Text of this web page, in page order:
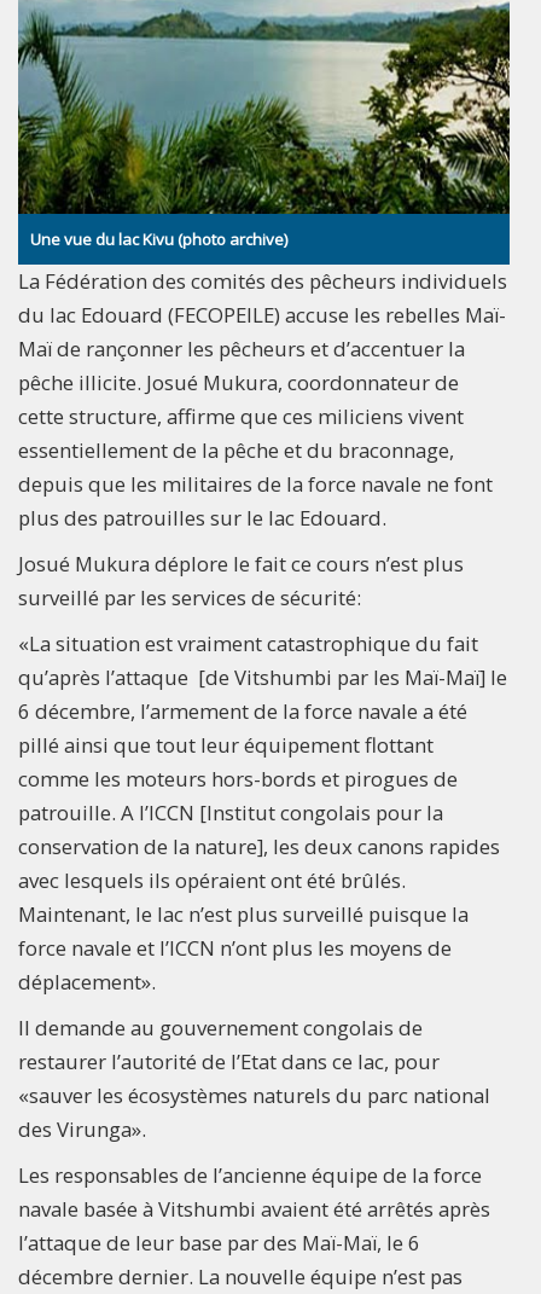
Une vue du lac Kivu (photo archive)
La Fédération des comités des pêcheurs individuels
du lac Edouard (FECOPEILE) accuse les rebelles Maï-
Maï de rançonner les pêcheurs et d’accentuer la
pêche illicite. Josué Mukura, coordonnateur de
cette structure, affirme que ces miliciens vivent
essentiellement de la pêche et du braconnage,
depuis que les militaires de la force navale ne font
plus des patrouilles sur le lac Edouard.
Josué Mukura déplore le fait ce cours n’est plus
surveillé par les services de sécurité:
«La situation est vraiment catastrophique du fait
qu’après l’attaque [de Vitshumbi par les Maï-Maï] le
6 décembre, l’armement de la force navale a été
pillé ainsi que tout leur équipement flottant
comme les moteurs hors-bords et pirogues de
patrouille. A l’ICCN [Institut congolais pour la
conservation de la nature], les deux canons rapides
avec lesquels ils opéraient ont été brûlés.
Maintenant, le lac n’est plus surveillé puisque la
force navale et l’ICCN n’ont plus les moyens de
déplacement».
Il demande au gouvernement congolais de
restaurer l’autorité de l’Etat dans ce lac, pour
«sauver les écosystèmes naturels du parc national
des Virunga».
Les responsables de l’ancienne équipe de la force
navale basée à Vitshumbi avaient été arrêtés après
l’attaque de leur base par des Maï-Maï, le 6
décembre dernier. La nouvelle équipe n’est pas